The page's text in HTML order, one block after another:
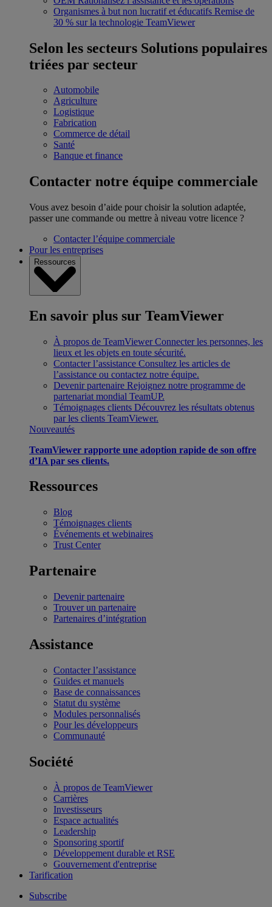
Organismes à but non lucratif et éducatifs Remise de
30 % sur la technologie TeamViewer
Selon les secteurs Solutions populaires
triées par secteur
Automobile
Agriculture
Logistique
Fabrication
Commerce de détail
Santé
Banque et finance
Contacter notre équipe commerciale
Vous avez besoin d’aide pour choisir la solution adaptée,
passer une commande ou mettre à niveau votre licence ?
Contacter l’équipe commerciale
Pour les entreprises
Ressources
En savoir plus sur TeamViewer
À propos de TeamViewer Connecter les personnes, les
lieux et les objets en toute sécurité.
Contacter l’assistance Consultez les articles de
l’assistance ou contactez notre équipe.
Devenir partenaire Rejoignez notre programme de
partenariat mondial TeamUP.
Témoignages clients Découvrez les résultats obtenus
par les clients TeamViewer.
Nouveautés
TeamViewer rapporte une adoption rapide de son offre
d’IA par ses clients.
Ressources
Blog
Témoignages clients
Événements et webinaires
Trust Center
Partenaire
Devenir partenaire
Trouver un partenaire
Partenaires d’intégration
Assistance
Contacter l’assistance
Guides et manuels
Base de connaissances
Statut du système
Modules personnalisés
Pour les développeurs
Communauté
Société
À propos de TeamViewer
Carrières
Investisseurs
Espace actualités
Leadership
Sponsoring sportif
Développement durable et RSE
Gouvernement d'entreprise
Tarification
Subscribe